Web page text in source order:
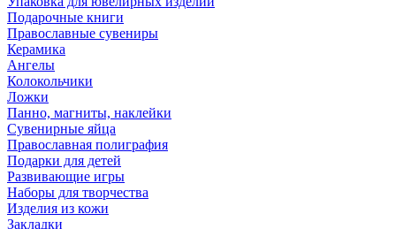
Подарочные книги
Православные сувениры
Керамика
Ангелы
Колокольчики
Ложки
Панно, магниты, наклейки
Сувенирные яйца
Православная полиграфия
Подарки для детей
Развивающие игры
Наборы для творчества
Изделия из кожи
Закладки